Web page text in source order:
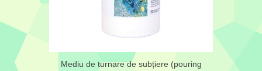
Mediu de turnare de subțiere (pouring